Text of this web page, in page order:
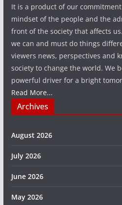
It is a product of our
mindset of the people and the
front of the society that affects
we can and must do things
viewers news, perspectives and
society to change the world. We
powerful driver for a bright
Read More...
Archives
August 2026
July 2026
June 2026
May 2026